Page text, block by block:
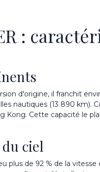
:
d'origine, il franchit
nautiques (13 890 km).
Kong. Cette capacité le
ciel
plus de 92 % de la